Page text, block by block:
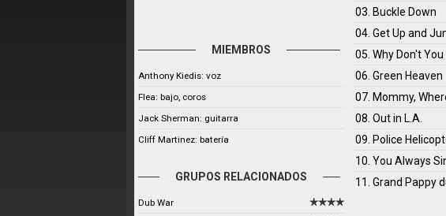
MIEMBROS
Anthony Kiedis: voz
Flea: bajo, coros
Jack Sherman: guitarra
Cliff Martinez: batería
GRUPOS RELACIONADOS
Dub War
03. Buckle Down
04. Get Up and
05. Why Don't
06. Green Heaven
07. Mommy,
08. Out in L.A.
09. Police
10. You Always
11. Grand Pappy